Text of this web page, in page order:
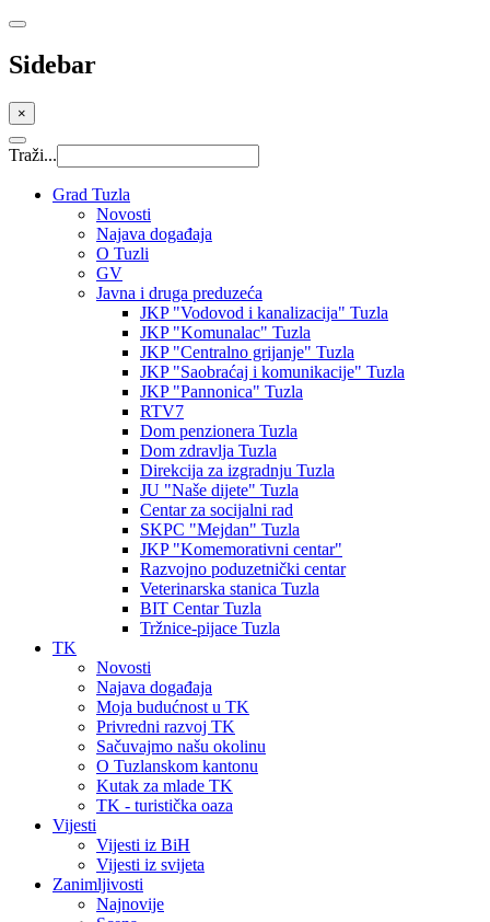
Sidebar
×
Traži...
Grad Tuzla
Novosti
Najava događaja
O Tuzli
GV
Javna i druga preduzeća
JKP "Vodovod i kanalizacija" Tuzla
JKP "Komunalac" Tuzla
JKP "Centralno grijanje" Tuzla
JKP "Saobraćaj i komunikacije" Tuzla
JKP "Pannonica" Tuzla
RTV7
Dom penzionera Tuzla
Dom zdravlja Tuzla
Direkcija za izgradnju Tuzla
JU "Naše dijete" Tuzla
Centar za socijalni rad
SKPC "Mejdan" Tuzla
JKP "Komemorativni centar"
Razvojno poduzetnički centar
Veterinarska stanica Tuzla
BIT Centar Tuzla
Tržnice-pijace Tuzla
TK
Novosti
Najava događaja
Moja budućnost u TK
Privredni razvoj TK
Sačuvajmo našu okolinu
O Tuzlanskom kantonu
Kutak za mlade TK
TK - turistička oaza
Vijesti
Vijesti iz BiH
Vijesti iz svijeta
Zanimljivosti
Najnovije